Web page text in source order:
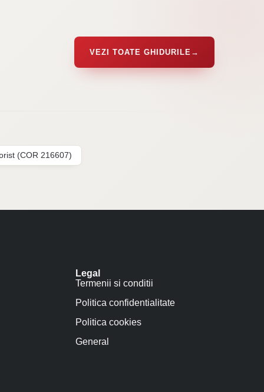
VEZI TOATE GHIDURILE →
(COR 216607)
Legal
Termenii si conditii
Politica confidentialitate
Politica cookies
General